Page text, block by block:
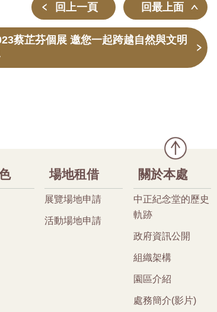
回上一頁 回最上面
蔡芷芬個展 邀您一起跨越自然與文明
場地租借
展覽場地申請
活動場地申請
關於本處
中正紀念堂的歷史
軌跡
政府資訊公開
組織架構
園區介紹
處務簡介(影片)